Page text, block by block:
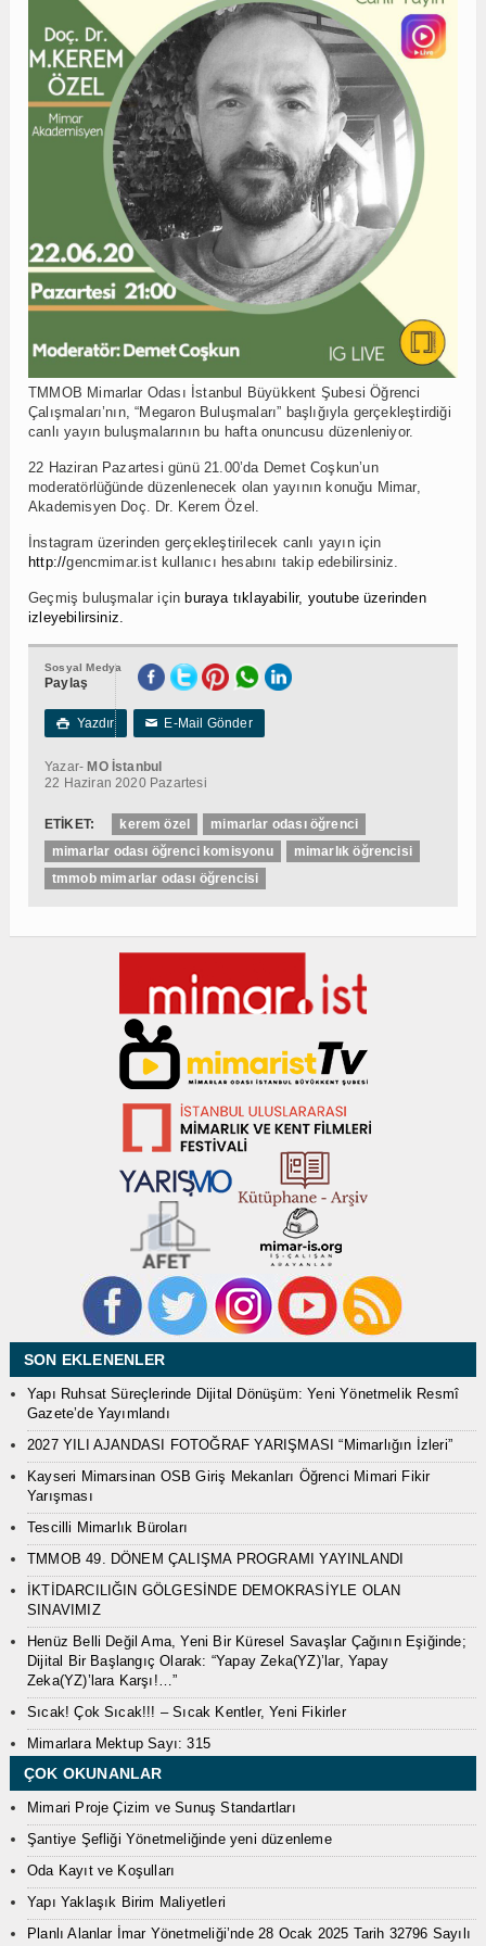
TMMOB Mimarlar Odası İstanbul Büyükkent Şubesi Öğrenci
Çalışmaları’nın, “Megaron Buluşmaları” başlığıyla gerçekleştirdiği
canlı yayın buluşmalarının bu hafta onuncusu düzenleniyor.
22 Haziran Pazartesi günü 21.00’da Demet Coşkun’un
moderatörlüğünde düzenlenecek olan yayının konuğu Mimar,
Akademisyen Doç. Dr. Kerem Özel.
İnstagram üzerinden gerçekleştirilecek canlı yayın için
http://gencmimar.istkullanıcı hesabını takip edebilirsiniz.
Geçmiş buluşmalar için buraya tıklayabilir, youtube üzerinden
izleyebilirsiniz.
Sosyal Medya
Paylaş
 Yazdır ✉E-Mail Gönder
Yazar- MO İstanbul
22 Haziran 2020 Pazartesi
ETİKET: kerem özel
mimarlar odası öğrenci
mimarlar odası öğrenci komisyonu
mimarlık öğrencisi
tmmob mimarlar odası öğrencisi
SON EKLENENLER
Yapı Ruhsat Süreçlerinde Dijital Dönüşüm: Yeni Yönetmelik Resmî
Gazete’de Yayımlandı
2027 YILI AJANDASI FOTOĞRAF YARIŞMASI “Mimarlığın İzleri”
Kayseri Mimarsinan OSB Giriş Mekanları Öğrenci Mimari Fikir
Yarışması
Tescilli Mimarlık Büroları
TMMOB 49. DÖNEM ÇALIŞMA PROGRAMI YAYINLANDI
İKTİDARCILIĞIN GÖLGESİNDE DEMOKRASİYLE OLAN
SINAVIMIZ
Henüz Belli Değil Ama, Yeni Bir Küresel Savaşlar Çağının Eşiğinde;
Dijital Bir Başlangıç Olarak: “Yapay Zeka(YZ)’lar, Yapay
Zeka(YZ)’lara Karşı!…”
Sıcak! Çok Sıcak!!! – Sıcak Kentler, Yeni Fikirler
Mimarlara Mektup Sayı: 315
ÇOK OKUNANLAR
Mimari Proje Çizim ve Sunuş Standartları
Şantiye Şefliği Yönetmeliğinde yeni düzenleme
Oda Kayıt ve Koşulları
Yapı Yaklaşık Birim Maliyetleri
Planlı Alanlar İmar Yönetmeliği’nde 28 Ocak 2025 Tarih 32796 Sayılı